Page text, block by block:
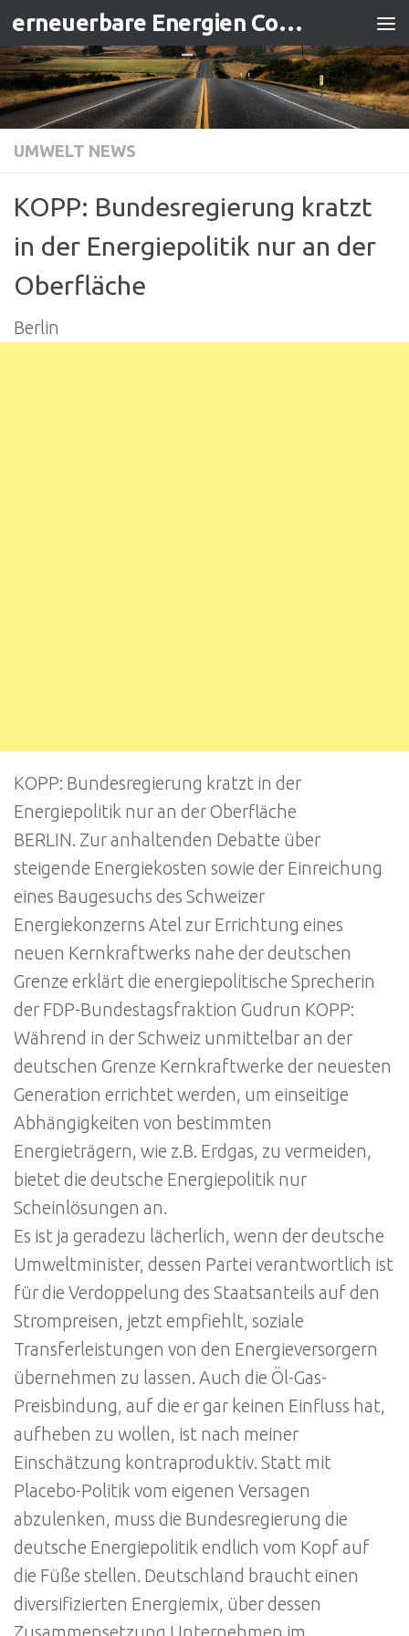
Zum Inhalt springen erneuerbare Energien Contracting
UMWELT NEWS
KOPP: Bundesregierung kratzt
in der Energiepolitik nur an der
Oberfläche
Berlin
KOPP: Bundesregierung kratzt in der
Energiepolitik nur an der Oberfläche
BERLIN. Zur anhaltenden Debatte über
steigende Energiekosten sowie der Einreichung
eines Baugesuchs des Schweizer
Energiekonzerns Atel zur Errichtung eines
neuen Kernkraftwerks nahe der deutschen
Grenze erklärt die energiepolitische Sprecherin
der FDP-Bundestagsfraktion Gudrun KOPP:
Während in der Schweiz unmittelbar an der
deutschen Grenze Kernkraftwerke der neuesten
Generation errichtet werden, um einseitige
Abhängigkeiten von bestimmten
Energieträgern, wie z.B. Erdgas, zu vermeiden,
bietet die deutsche Energiepolitik nur
Scheinlösungen an.
Es ist ja geradezu lächerlich, wenn der deutsche
Umweltminister, dessen Partei verantwortlich ist
für die Verdoppelung des Staatsanteils auf den
Strompreisen, jetzt empfiehlt, soziale
Transferleistungen von den Energieversorgern
übernehmen zu lassen. Auch die Öl-Gas-
Preisbindung, auf die er gar keinen Einfluss hat,
aufheben zu wollen, ist nach meiner
Einschätzung kontraproduktiv. Statt mit
Placebo-Politik vom eigenen Versagen
abzulenken, muss die Bundesregierung die
deutsche Energiepolitik endlich vom Kopf auf
die Füße stellen. Deutschland braucht einen
diversifizierten Energiemix, über dessen
Zusammensetzung Unternehmen im